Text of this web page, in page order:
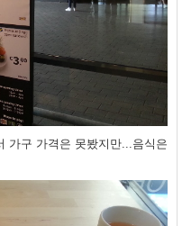
가구 가격은 못봤지만...음식은